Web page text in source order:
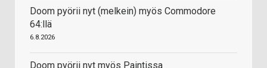
Doom pyörii nyt (melkein) myös Commodore
64:llä
6.8.2026
Doom pyörii nyt myös Paintissa